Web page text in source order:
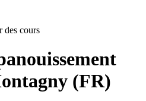
des cours
(FR)